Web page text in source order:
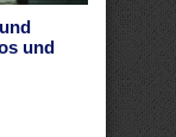
und